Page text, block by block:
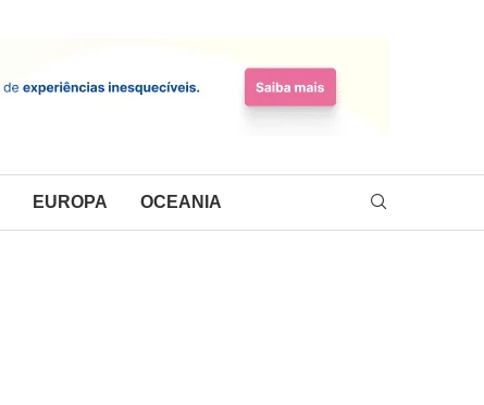
EUROPA OCEANIA